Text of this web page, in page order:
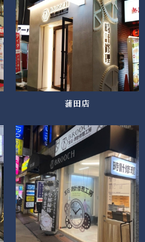
蒲田店